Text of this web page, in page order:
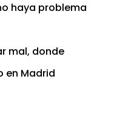
haya problema
mal, donde
en Madrid